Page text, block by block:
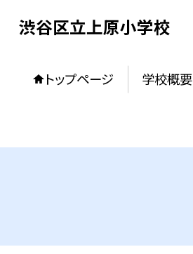
渋谷区立上原小学校
トップページ 学校概要